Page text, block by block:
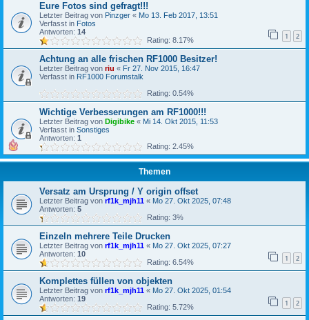
Eure Fotos sind gefragt!!!
Letzter Beitrag von Pinzger « Mo 13. Feb 2017, 13:51
Verfasst in Fotos
Antworten: 14 1 2
Rating: 8.17%
Achtung an alle frischen RF1000 Besitzer!
Letzter Beitrag von riu « Fr 27. Nov 2015, 16:47
Verfasst in RF1000 Forumstalk
Rating: 0.54%
Wichtige Verbesserungen am RF1000!!!
Letzter Beitrag von Digibike « Mi 14. Okt 2015, 11:53
Verfasst in Sonstiges
Antworten: 1
Rating: 2.45%
Themen
Versatz am Ursprung / Y origin offset
Letzter Beitrag von rf1k_mjh11 « Mo 27. Okt 2025, 07:48
Antworten: 5
Rating: 3%
Einzeln mehrere Teile Drucken
Letzter Beitrag von rf1k_mjh11 « Mo 27. Okt 2025, 07:27
Antworten: 10 1 2
Rating: 6.54%
Komplettes füllen von objekten
Letzter Beitrag von rf1k_mjh11 « Mo 27. Okt 2025, 01:54
Antworten: 19 1 2
Rating: 5.72%